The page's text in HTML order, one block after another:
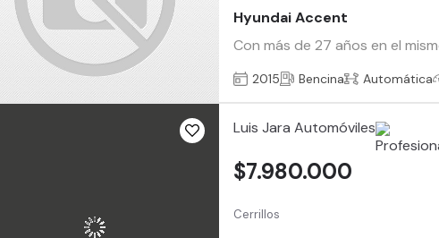
Hyundai Accent
Con más de 27 años en el
2015 Bencina Automática
Luis Jara Automóviles
Cerrillos
$7.980.000